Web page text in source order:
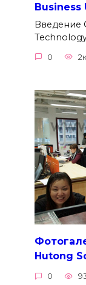
Business
Введение
0 2к.
Hutong
0